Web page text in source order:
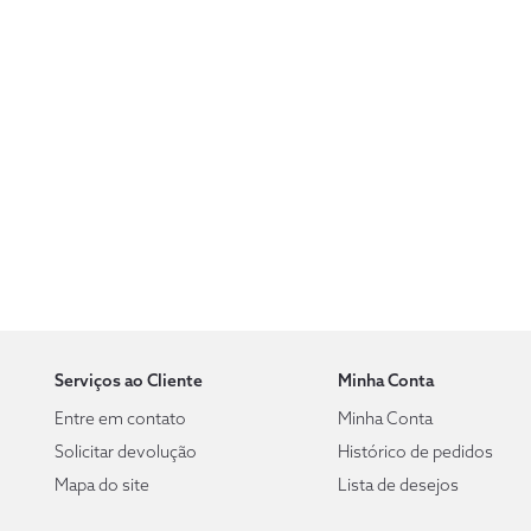
Serviços ao Cliente
Entre em contato
Solicitar devolução
Mapa do site
Minha Conta
Minha Conta
Histórico de pedidos
Lista de desejos